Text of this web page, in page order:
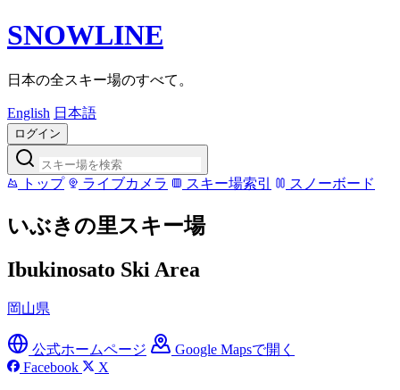
SNOWLINE
日本の全スキー場のすべて。
English 日本語
ログイン
トップ ライブカメラ スキー場索引 スノーボード
いぶきの里スキー場
Ibukinosato Ski Area
岡山県
公式ホームページ
Google Mapsで開く
Facebook
X